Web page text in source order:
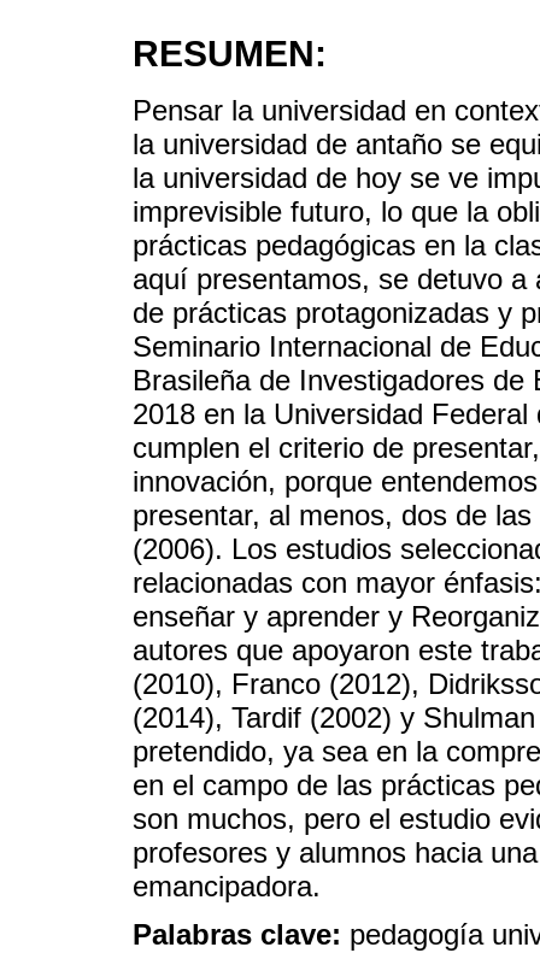
RESUMEN:
Pensar la universidad en
la universidad de antaño se
la universidad de hoy se ve
imprevisible futuro, lo que la
prácticas pedagógicas en la
aquí presentamos, se detuvo
de prácticas protagonizadas y
Seminario Internacional de
Brasileña de Investigadores
2018 en la Universidad
cumplen el criterio de
innovación, porque
presentar, al menos, dos de
(2006). Los estudios
relacionadas con mayor
enseñar y aprender y
autores que apoyaron este
(2010), Franco (2012),
(2014), Tardif (2002) y
pretendido, ya sea en la
en el campo de las prácticas
son muchos, pero el estudio
profesores y alumnos hacia
emancipadora.
Palabras clave: pedagogía